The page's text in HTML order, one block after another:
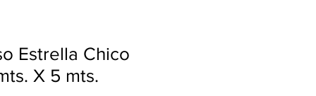
Estrella Chico
X 5 mts.